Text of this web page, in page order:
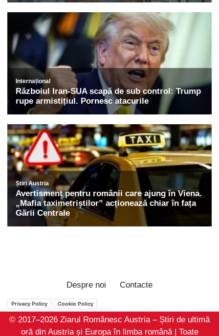
Despre noi Contacte
Privacy Policy Cookie Policy
© 2017–2026 Ziarul Românesc Austria – Știri de ultimă
oră din Austria și Europa în limba română | Toate